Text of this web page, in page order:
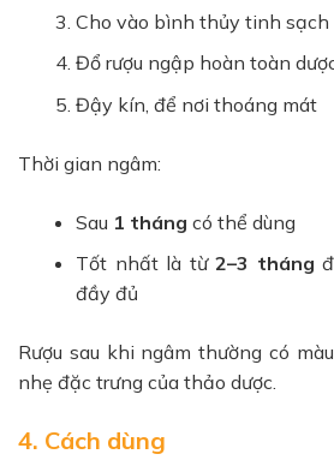
Cho vào bình thủy tinh sạch
Đổ rượu ngập hoàn toàn
Đậy kín, để nơi thoáng mát
Thời gian ngâm:
Sau 1 tháng có thể dùng
Tốt nhất là từ 2–3 tháng
đầy đủ
Rượu sau khi ngâm thường có
nhẹ đặc trưng của thảo dược.
4. Cách dùng